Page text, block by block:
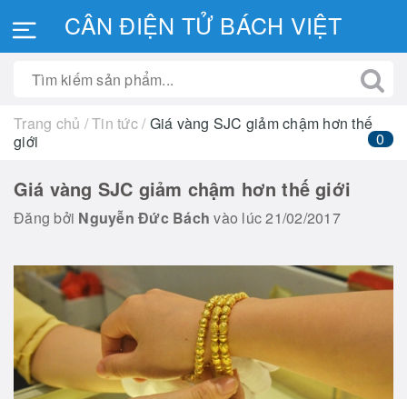
CÂN ĐIỆN TỬ BÁCH VIỆT
0
Trang chủ /Tin tức/Giá vàng SJC giảm chậm hơn thế
giới
Giá vàng SJC giảm chậm hơn thế giới
Đăng bởi Nguyễn Đức Bách vào lúc 21/02/2017